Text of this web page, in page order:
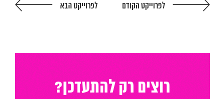
לפרוייקט הקודם לפרוייקט הבא
רוצים רק להתעדכן?